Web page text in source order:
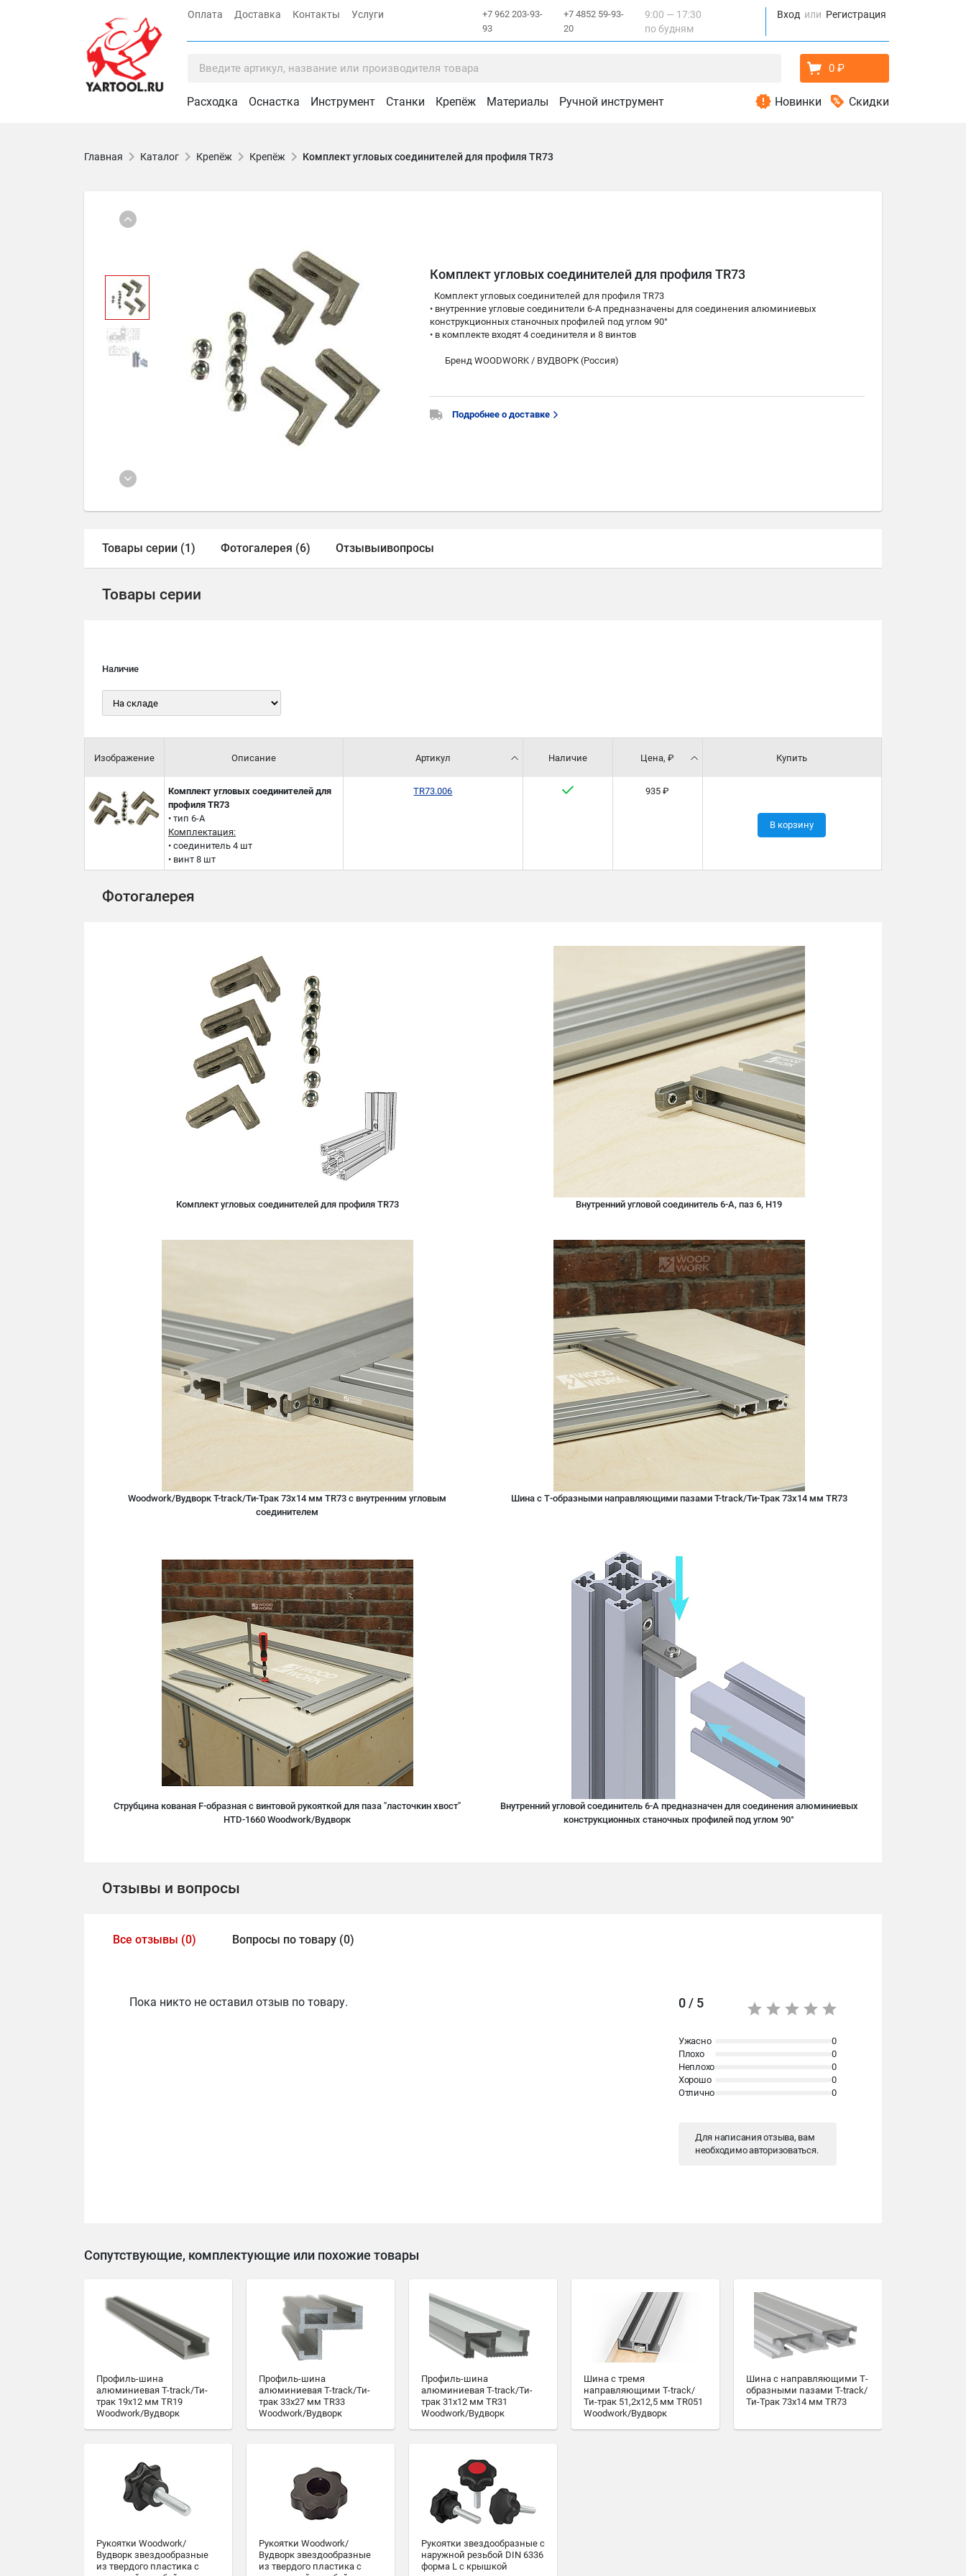
Оплата Доставка Контакты Услуги Вход Регистрация
+7 962 203-93-
93
+7 4852 59-93-
20
9:00 — 17:30
по будням
0 ₽
Расходка Оснастка Инструмент Станки Крепёж Материалы Ручной инструмент Новинки Скидки
Главная Каталог Крепёж Крепёж Комплект угловых соединителей для профиля TR73
Комплект угловых соединителей для профиля TR73
Комплект угловых соединителей для профиля TR73
• внутренние угловые соединители 6-A предназначены для соединения алюминиевых
конструкционных станочных профилей под углом 90°
• в комплекте входят 4 соединителя и 8 винтов
Бренд WOODWORK / ВУДВОРК (Россия)
Подробнее о доставке
Товары серии (1) Фотогалерея (6) Отзывыивопросы
Товары серии
Наличие
Изображение Описание
Комплект угловых соединителей для
профиля TR73
• тип 6-А
Комплектация:
• соединитель 4 шт
• винт 8 шт
Артикул
TR73.006
Наличие Цена, ₽
935 ₽
Купить
В корзину
Фотогалерея
Комплект угловых соединителей для профиля TR73 Внутренний угловой соединитель 6-А, паз 6, H19
Woodwork/Вудворк T-track/Ти-Трак 73х14 мм TR73 с внутренним угловым
соединителем
Шина с Т-образными направляющими пазами T-track/Ти-Трак 73х14 мм TR73
Струбцина кованая F-образная с винтовой рукояткой для паза "ласточкин хвост"
HTD-1660 Woodwork/Вудворк
Внутренний угловой соединитель 6-A предназначен для соединения алюминиевых
конструкционных станочных профилей под углом 90°
Отзывы и вопросы
Все отзывы (0) Вопросы по товару (0)
Пока никто не оставил отзыв по товару. 0 / 5
Ужасно
0
Плохо
0
Неплохо
0
Хорошо
0
Отлично
0
Для написания отзыва, вам
необходимоавторизоваться.
Сопутствующие, комплектующие или похожие товары
Профиль-шина
алюминиевая T-track/Ти-
трак 19х12 мм TR19
Woodwork/Вудворк
Профиль-шина
алюминиевая T-track/Ти-
трак 33х27 мм TR33
Woodwork/Вудворк
Профиль-шина
алюминиевая T-track/Ти-
трак 31х12 мм TR31
Woodwork/Вудворк
Шина с тремя
направляющими T-track/
Ти-трак 51,2х12,5 мм TR051
Woodwork/Вудворк
Шина с направляющими Т-
образными пазами T-track/
Ти-Трак 73х14 мм TR73
Рукоятки Woodwork/
Вудворк звездообразные
из твердого пластика с
Рукоятки Woodwork/
Вудворк звездообразные
из твердого пластика с
Рукоятки звездообразные c
наружной резьбой DIN 6336
форма L с крышкой